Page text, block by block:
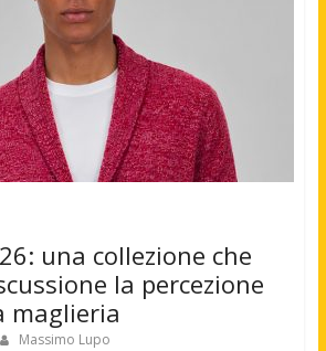
una collezione che
la percezione
maglieria
Massimo Lupo